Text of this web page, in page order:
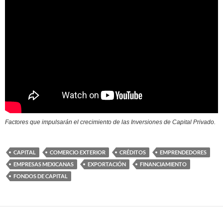
Factores que impulsarán el crecimiento de las Inversiones de Capital Privado.
CAPITAL COMERCIO EXTERIOR CRÉDITOS
EMPRENDEDORES
EMPRESAS MEXICANAS
EXPORTACIÓN
FINANCIAMIENTO
FONDOS DE CAPITAL